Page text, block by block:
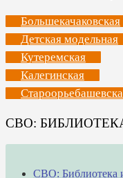
Большекачаковская
Детская модельная
Кутеремская
Калегинская
СВО:
СВО: Библиотека